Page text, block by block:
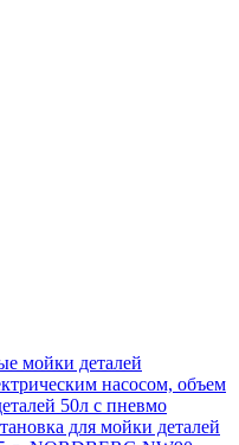
мойки деталей
насосом, объем
50л с пневмо
для мойки деталей